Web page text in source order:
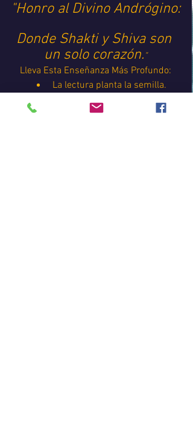
"Honro al Divino Andrógino:
Donde Shakti y Shiva son
un solo corazón. "
Lleva Esta Enseñanza Más Profundo:
La lectura planta la semilla.
La música la riega.
Tu práctica la hace florecer.